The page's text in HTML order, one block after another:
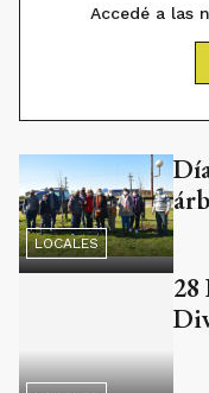
Accedé a las
LOCALES
LOCALES
28